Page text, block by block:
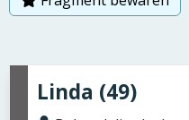
Linda (49)